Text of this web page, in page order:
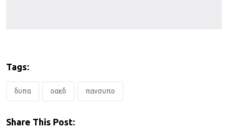
Tags:
δυπα οαεδ πανσυπο
Share This Post: